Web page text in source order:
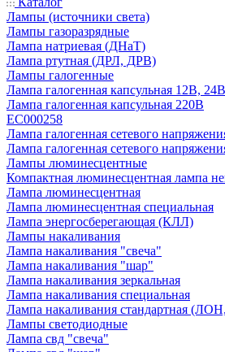
Лампы (источники света)
Лампы газоразрядные
Лампа натриевая (ДНаТ)
Лампа ртутная (ДРЛ, ДРВ)
Лампы галогенные
Лампа галогенная капсульная 12В, 24В
Лампа галогенная капсульная 220В
EC000258
Лампа галогенная сетевого
Лампа галогенная сетевого
Лампы люминесцентные
Компактная люминесцентная лампа
Лампа люминесцентная
Лампа люминесцентная специальная
Лампа энергосберегающая (КЛЛ)
Лампы накаливания
Лампа накаливания "свеча"
Лампа накаливания "шар"
Лампа накаливания зеркальная
Лампа накаливания специальная
Лампа накаливания стандартная
Лампы светодиодные
Лампа свд "свеча"